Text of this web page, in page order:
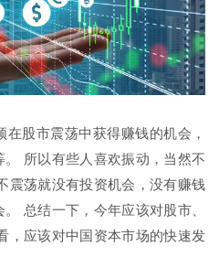
股市震荡中获得赚钱的机会，
所以有些人喜欢振动，当然不
震荡就没有投资机会，没有赚钱
总结一下，今年应该对股市、
，应该对中国资本市场的快速发